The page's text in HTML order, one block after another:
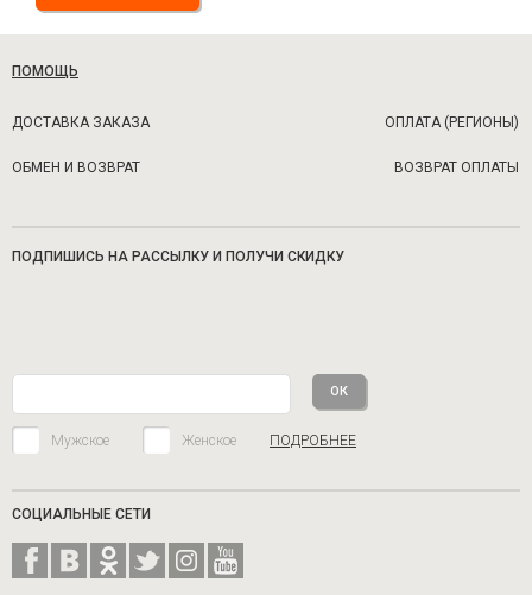
ПОМОЩЬ
ДОСТАВКА ЗАКАЗА ОПЛАТА (РЕГИОНЫ)
ОБМЕН И ВОЗВРАТ ВОЗВРАТ ОПЛАТЫ
ПОДПИШИСЬ НА РАССЫЛКУ И ПОЛУЧИ СКИДКУ
Мужское Женское ПОДРОБНЕЕ
СОЦИАЛЬНЫЕ СЕТИ